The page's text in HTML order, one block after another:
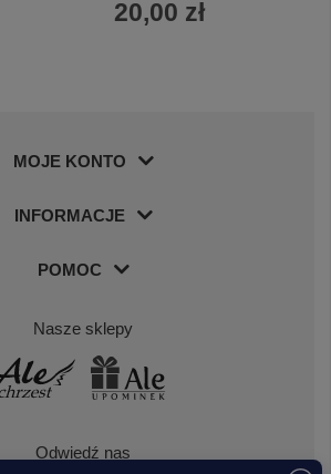
20,00 zł
MOJE KONTO
INFORMACJE
POMOC
Nasze sklepy
Odwiedź nas